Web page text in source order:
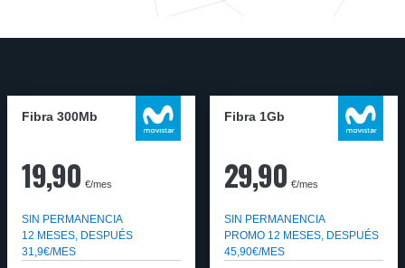
Fibra 300Mb
19,90 €/mes
SIN PERMANENCIA
12 MESES, DESPUÉS
31,9€/MES
Fibra 1Gb
29,90 €/mes
SIN PERMANENCIA
PROMO 12 MESES, DESPUÉS
45,90€/MES